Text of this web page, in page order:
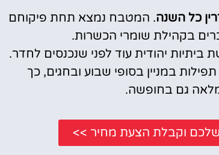
כל השנה. המטבח נמצא תחת פיקוחם
בקהילת שומרי הכשרות.
יהודית עוד לפני שנכנסים לחדר.
במניין בסופי שבוע ובחגים, כך
גם בחופשה.
שלכם וקבלת הצעת מחיר >>